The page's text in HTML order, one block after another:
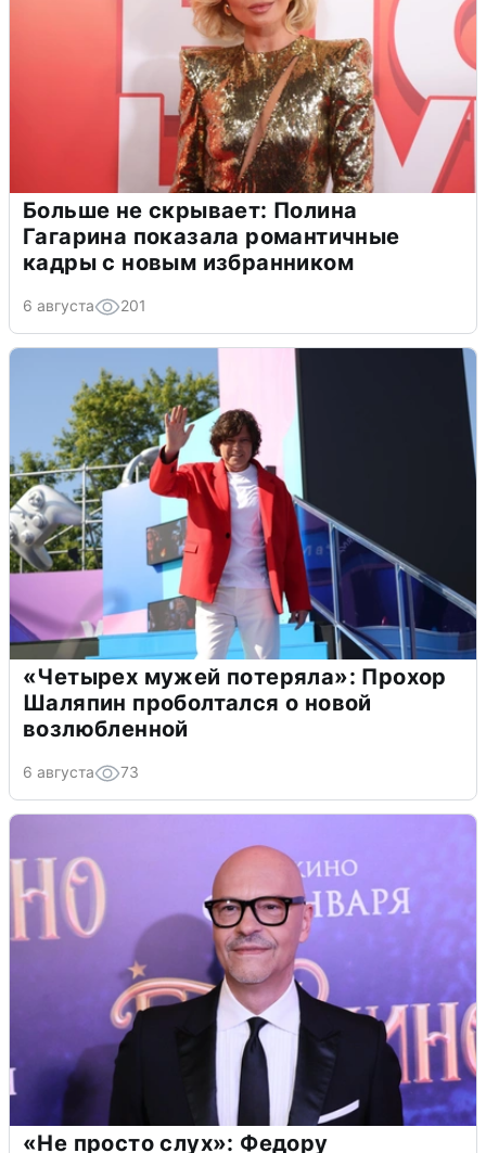
Больше не скрывает: Полина
Гагарина показала романтичные
кадры с новым избранником
6 августа 201
«Четырех мужей потеряла»: Прохор
Шаляпин проболтался о новой
возлюбленной
6 августа 73
«Не просто слух»: Федору